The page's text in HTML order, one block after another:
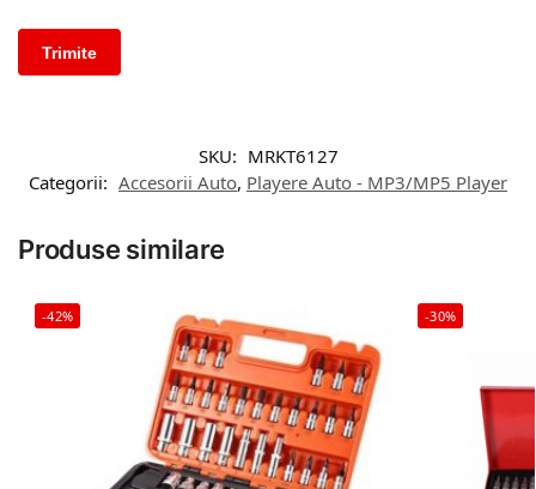
SKU: MRKT6127
Categorii: Accesorii Auto, Playere Auto - MP3/MP5 Player
Produse similare
-42% -30%